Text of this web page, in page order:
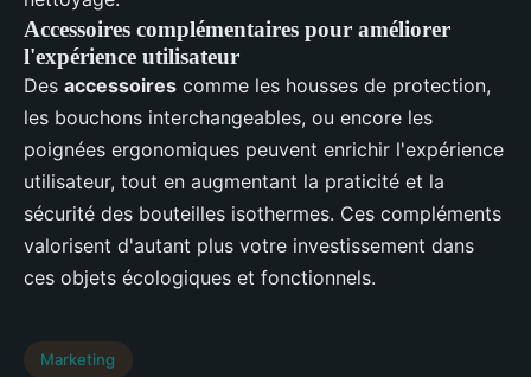
Accessoires complémentaires pour améliorer
l'expérience utilisateur
Des accessoires comme les housses de protection,
les bouchons interchangeables, ou encore les
poignées ergonomiques peuvent enrichir l'expérience
utilisateur, tout en augmentant la praticité et la
sécurité des bouteilles isothermes. Ces compléments
valorisent d'autant plus votre investissement dans
ces objets écologiques et fonctionnels.
Marketing